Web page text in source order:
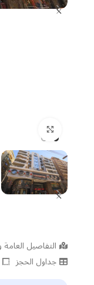
التفاصيل العامة
جداول الحجز